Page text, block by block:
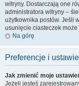
witryny. Dostarczają one
administratora witryny –
użytkownika postów. Jeśli
usunięcie ciasteczek
Na górę
Preferencje i
Jak zmienić moje
Jeżeli jesteś